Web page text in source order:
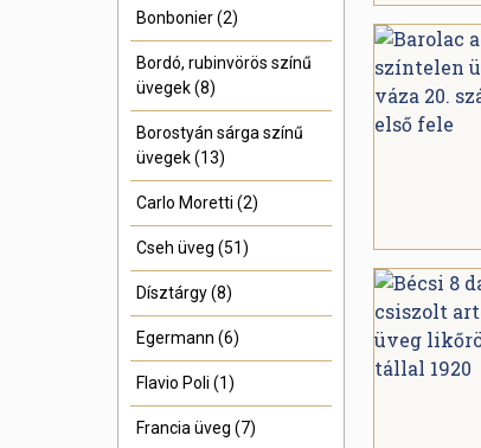
Bonbonier (2)
Bordó, rubinvörös színű
üvegek (8)
Borostyán sárga színű
üvegek (13)
Carlo Moretti (2)
Cseh üveg (51)
Dísztárgy (8)
Egermann (6)
Flavio Poli (1)
Francia üveg (7)